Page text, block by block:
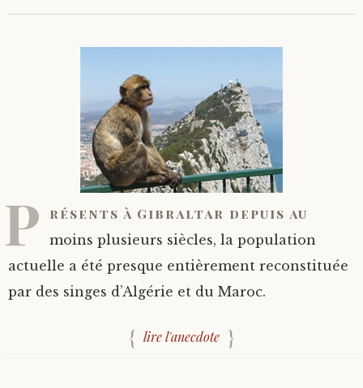
P résents à Gibraltar depuis au
moins plusieurs siècles, la population
actuelle a été presque entièrement reconstituée
par des singes d’Algérie et du Maroc.
lire l'anecdote